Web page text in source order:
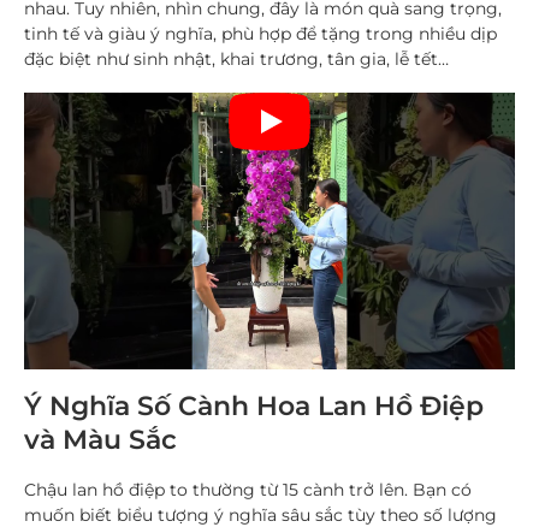
nhau. Tuy nhiên, nhìn chung, đây là món quà sang trọng,
tinh tế và giàu ý nghĩa, phù hợp để tặng trong nhiều dịp
đặc biệt như sinh nhật, khai trương, tân gia, lễ tết…
Ý Nghĩa Số Cành Hoa Lan Hồ Điệp
và Màu Sắc
Chậu lan hồ điệp to thường từ 15 cành trở lên. Bạn có
muốn biết biểu tượng ý nghĩa sâu sắc tùy theo số lượng